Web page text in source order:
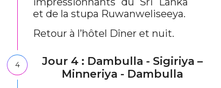
et de la stupa Ruwanweliseeya.
Retour à l’hôtel Dîner et nuit.
4
Jour 4 : Dambulla - Sigiriya –
Minneriya - Dambulla